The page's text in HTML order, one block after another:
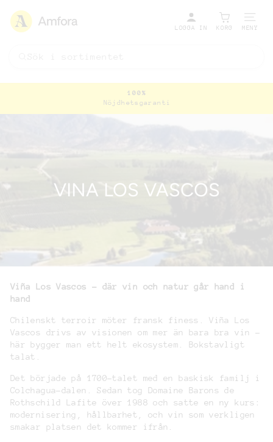
LOGGA IN KORG MENY
Pausa
100%
Nöjdhetsgaranti
VINA LOS VASCOS
Viña Los Vascos – där vin och natur går hand i
hand
Chilenskt terroir möter fransk finess. Viña Los
Vascos drivs av visionen om mer än bara bra vin –
här bygger man ett helt ekosystem. Bokstavligt
talat.
Det började på 1700-talet med en baskisk familj i
Colchagua-dalen. Sedan tog Domaine Barons de
Rothschild Lafite över 1988 och satte en ny kurs:
modernisering, hållbarhet, och vin som verkligen
smakar platsen det kommer ifrån.